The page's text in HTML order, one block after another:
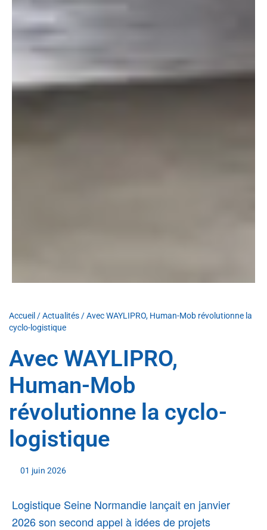
Accueil /Actualités /Avec WAYLIPRO, Human-Mob révolutionne la
cyclo-logistique
Avec WAYLIPRO,
Human-Mob
révolutionne la cyclo-
logistique
01 juin 2026
Logistique Seine Normandie lançait en janvier
2026 son second appel à idées de projets